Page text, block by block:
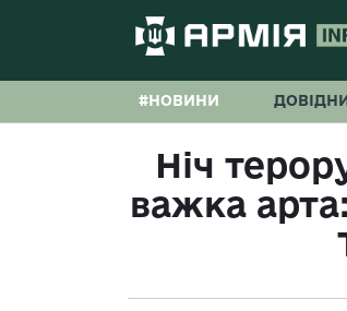
#НОВИНИ
Ніч
важка